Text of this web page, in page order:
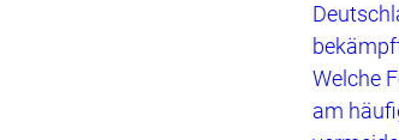
Welche
am